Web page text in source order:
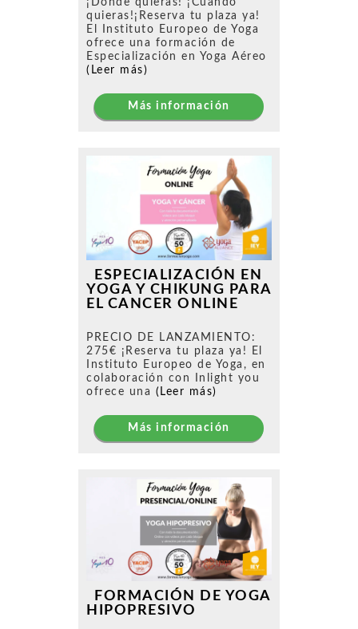
¡Donde quieras! ¡Cuando
quieras!¡Reserva tu plaza ya!
El Instituto Europeo de Yoga
ofrece una formación de
Especialización en Yoga Aéreo
(Leer más)
Más información
ESPECIALIZACIÓN EN
YOGA Y CHIKUNG PARA
EL CANCER ONLINE
PRECIO DE LANZAMIENTO:
275€ ¡Reserva tu plaza ya! El
Instituto Europeo de Yoga, en
colaboración con Inlight you
ofrece una (Leer más)
Más información
FORMACIÓN DE YOGA
HIPOPRESIVO